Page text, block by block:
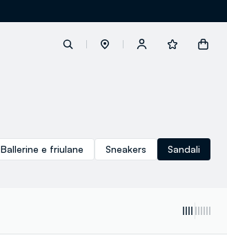
button.loginandregister
Ballerine e friulane Sneakers Sandali